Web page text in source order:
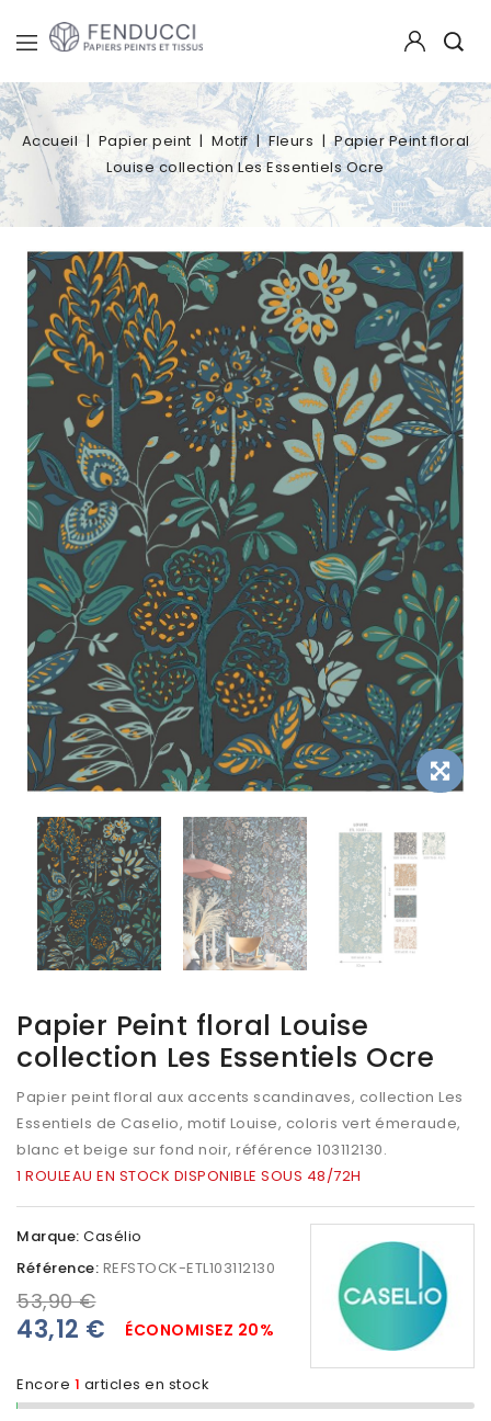
Accueil Papier peint Motif Fleurs
Papier Peint floral
Louise collection Les Essentiels Ocre
Papier Peint floral Louise
collection Les Essentiels Ocre
Papier peint floral aux accents scandinaves, collection Les
Essentiels de Caselio, motif Louise, coloris vert émeraude,
blanc et beige sur fond noir, référence 103112130.
1 ROULEAU EN STOCK DISPONIBLE SOUS 48/72H
Marque: Casélio
Référence: REFSTOCK-ETL103112130
Encore 1 articles en stock
53,90 €
43,12 € ÉCONOMISEZ 20%